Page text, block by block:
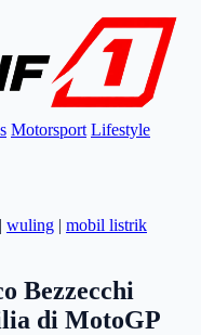
Motorsport Lifestyle
| wuling | mobil listrik
Bezzecchi
di MotoGP